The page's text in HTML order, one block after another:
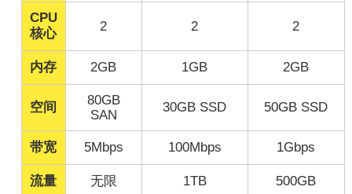
CPU
核心
2 2 2
内存 2GB 1GB 2GB
空间
80GB
SAN
30GB SSD 50GB SSD
带宽 5Mbps 100Mbps 1Gbps
流量 无限 1TB 500GB